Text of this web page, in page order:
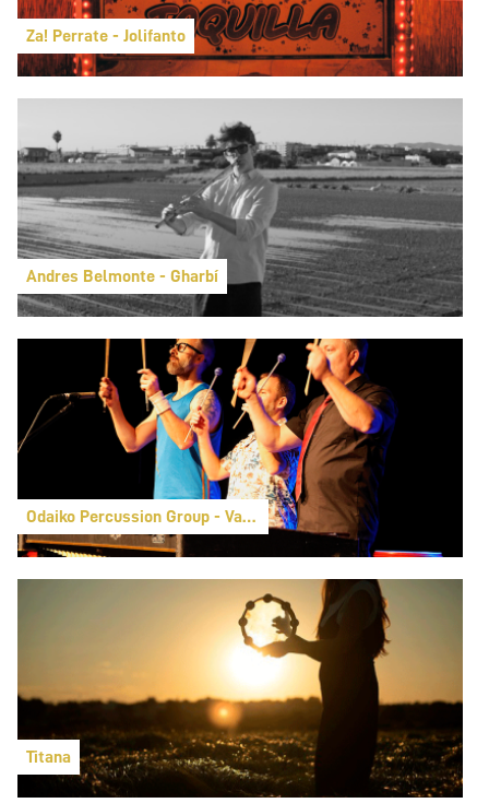
Za! Perrate - Jolifanto
Andres Belmonte - Gharbí
Odaiko Percussion Group - Vaya ritmo
Titana